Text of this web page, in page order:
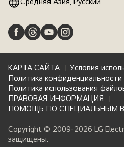
КАРТА САЙТА
Условия
Политика конфиденциальности
Политика использования
ПРАВОВАЯ ИНФОРМАЦИЯ
ПОМОЩЬ ПО СПЕЦИАЛЬНЫМ
Copyright © 2009-2026 LG
защищены.